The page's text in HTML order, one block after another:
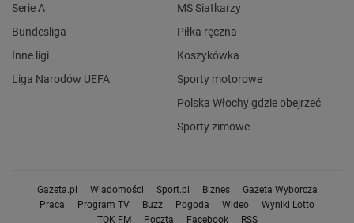
Serie A
Bundesliga
Inne ligi
Liga Narodów UEFA
MŚ Siatkarzy
Piłka ręczna
Koszykówka
Sporty motorowe
Polska Włochy gdzie obejrzeć
Sporty zimowe
Gazeta.pl Wiadomości Sport.pl Biznes
Gazeta Wyborcza
Praca
Program TV Buzz Pogoda Wideo
Wyniki Lotto
TOK FM
Poczta Facebook RSS